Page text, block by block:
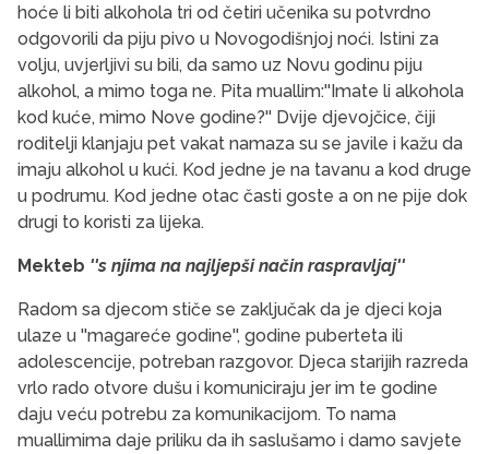
hoće li biti alkohola tri od četiri učenika su potvrdno
odgovorili da piju pivo u Novogodišnjoj noći. Istini za
volju, uvjerljivi su bili, da samo uz Novu godinu piju
alkohol, a mimo toga ne. Pita muallim:''Imate li alkohola
kod kuće, mimo Nove godine?'' Dvije djevojčice, čiji
roditelji klanjaju pet vakat namaza su se javile i kažu da
imaju alkohol u kući. Kod jedne je na tavanu a kod druge
u podrumu. Kod jedne otac časti goste a on ne pije dok
drugi to koristi za lijeka.
Mekteb ''s njima na najljepši način raspravljaj''
Radom sa djecom stiče se zaključak da je djeci koja
ulaze u ''magareće godine'', godine puberteta ili
adolescencije, potreban razgovor. Djeca starijih razreda
vrlo rado otvore dušu i komuniciraju jer im te godine
daju veću potrebu za komunikacijom. To nama
muallimima daje priliku da ih saslušamo i damo savjete